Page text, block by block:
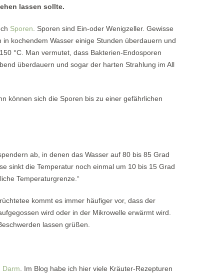
lassen sollte.
Sporen . Sporen sind Ein-oder Wenigzeller. Gewisse
kochendem Wasser einige Stunden überdauern und
°C. Man vermutet, dass Bakterien-Endosporen
überdauern und sogar der harten Strahlung im All
können sich die Sporen bis zu einer gefährlichen
ab, in denen das Wasser auf 80 bis 85 Grad
sinkt die Temperatur noch einmal um 10 bis 15 Grad
Temperaturgrenze.“
kommt es immer häufiger vor, dass der
wird oder in der Mikrowelle erwärmt wird.
lassen grüßen.
Darm . Im Blog habe ich hier viele Kräuter-Rezepturen